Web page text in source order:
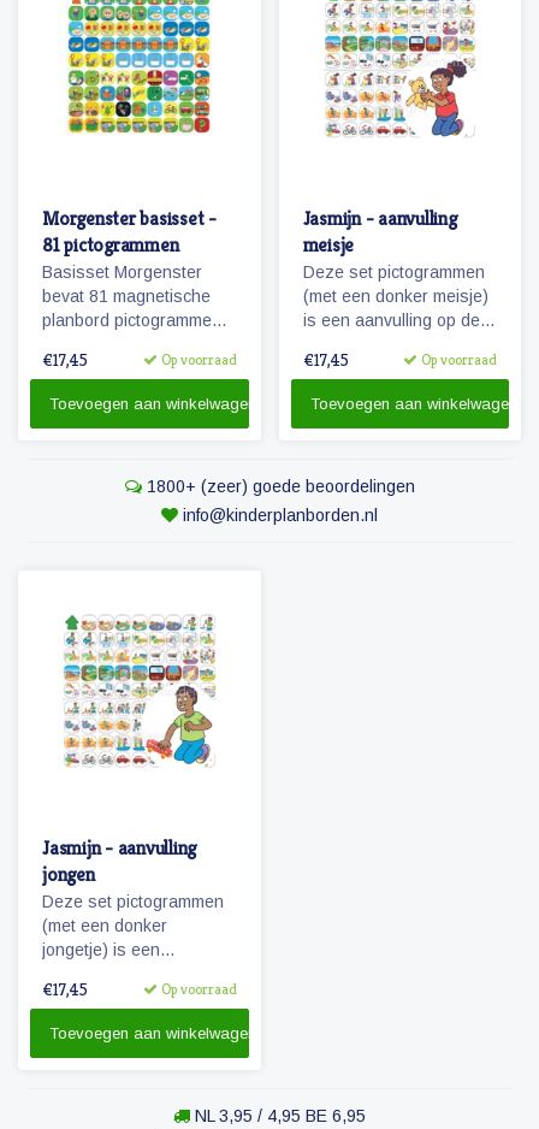
Morgenster basisset -
81 pictogrammen
Basisset Morgenster
bevat 81 magnetische
planbord pictogrammen
planbord Morgenster.
€17,45 Op voorraad
Toevoegen aan winkelwagen
Jasmijn - aanvulling
meisje
Deze set pictogrammen
(met een donker meisje)
is een aanvulling op de
en bevat vele
categorieën spel,
Tevens de uitbreiding
van 5 naar 7 dagen voor
€17,45 Op voorraad
Toevoegen aan winkelwagen
1800+ (zeer) goede beoordelingen
info@kinderplanborden.nl
Jasmijn - aanvulling
jongen
Deze set pictogrammen
(met een donker
jongetje) is een
'basis schoolweek' en
in de categorieën spel,
Tevens de uitbreiding
€17,45 Op voorraad
Toevoegen aan winkelwagen
NL 3,95 / 4,95 BE 6,95